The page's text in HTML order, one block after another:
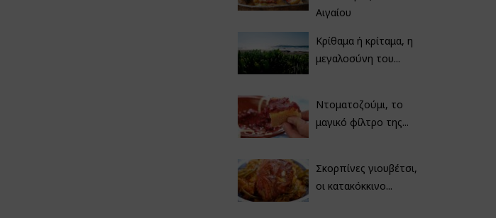
Αιγαίου
Κρίθαμα ή κρίταμα, η
μεγαλοσύνη του...
Ντοματοζούμι, το
μαγικό φίλτρο της...
Σκορπίνες γιουβέτσι,
οι κατακόκκινο...